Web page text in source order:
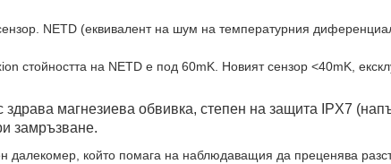
NETD (еквивалент на шум на температурния
на NETD е под 60mK. Новият сензор <40mK,
магнезиева обвивка, степен на защита IPX7
замръзване.
далекомер, който помага на наблюдаващия да преценява